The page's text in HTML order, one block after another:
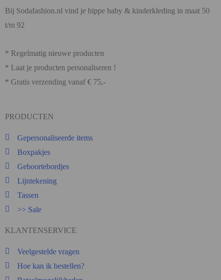
Bij Sodafashion.nl vind je hippe baby & kinderkleding in maat 50
t/m 92
* Regelmatig nieuwe producten
* Laat je producten personaliseren !
* Gratis verzending vanaf € 75,-
PRODUCTEN
Gepersonaliseerde items
Boxpakjes
Geboortebordjes
Lijntekening
Tassen
>> Sale
KLANTENSERVICE
Veelgestelde vragen
Hoe kan ik bestellen?